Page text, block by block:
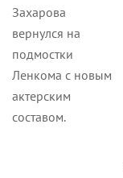
Захарова
вернулся на
подмостки
Ленкома с новым
актерским
составом.